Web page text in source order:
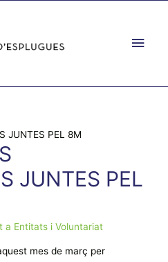
JUNTES PEL 8M
JUNTES PEL
a Entitats i Voluntariat
mes de març per